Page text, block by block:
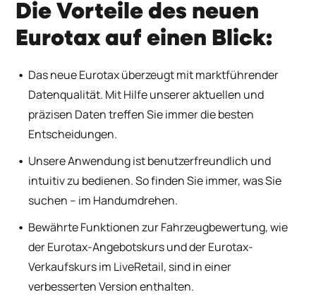
Die Vorteile des neuen
Eurotax auf einen Blick:
Das neue Eurotax überzeugt mit marktführender
Datenqualität. Mit Hilfe unserer aktuellen und
präzisen Daten treffen Sie immer die besten
Entscheidungen.
Unsere Anwendung ist benutzerfreundlich und
intuitiv zu bedienen. So finden Sie immer, was Sie
suchen – im Handumdrehen.
Bewährte Funktionen zur Fahrzeugbewertung, wie
der Eurotax-Angebotskurs und der Eurotax-
Verkaufskurs im LiveRetail, sind in einer
verbesserten Version enthalten.